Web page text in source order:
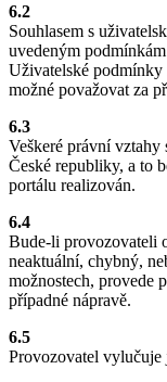
6.2
Souhlasem s
uvedeným
Uživatelské podmínky
možné považovat za
6.3
Veškeré právní vztahy
České republiky, a to
portálu realizován.
6.4
Bude-li provozovateli
neaktuální, chybný,
možnostech, provede
případné nápravě.
6.5
Provozovatel vylučuje